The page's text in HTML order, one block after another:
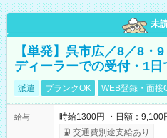
未
【単発】呉市広／8／8・
ディーラーでの受付・1日
派遣 ブランクOK WEB登録・面接
給与
時給1300円 ・日額：9,100
交通費別途支給あり